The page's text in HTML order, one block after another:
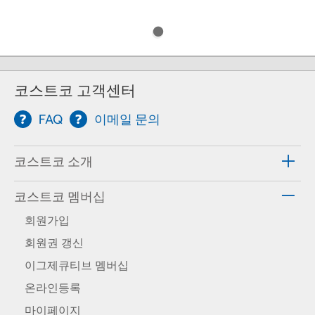
코스트코 고객센터
FAQ 이메일 문의
코스트코 소개
코스트코 멤버십
회원가입
회원권 갱신
이그제큐티브 멤버십
온라인등록
마이페이지